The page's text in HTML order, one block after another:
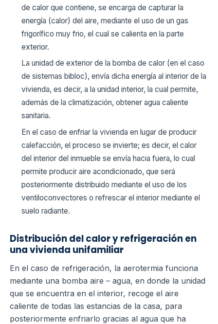
de calor que contiene, se encarga de capturar la
energía (calor) del aire, mediante el uso de un gas
frigorífico muy frio, el cual se calienta en la parte
exterior.
La unidad de exterior de la bomba de calor (en el caso
de sistemas bibloc), envía dicha energía al interior de la
vivienda, es decir, a la unidad interior, la cual permite,
además de la climatización, obtener agua caliente
sanitaria.
En el caso de enfriar la vivienda en lugar de producir
calefacción, el proceso se invierte; es decir, el calor
del interior del inmueble se envía hacia fuera, lo cual
permite producir aire acondicionado, que será
posteriormente distribuido mediante el uso de los
ventiloconvectores o refrescar el interior mediante el
suelo radiante.
Distribución del calor y refrigeración en
una vivienda unifamiliar
En el caso de refrigeración, la aerotermia funciona
mediante una bomba aire – agua, en donde la unidad
que se encuentra en el interior, recoge el aire
caliente de todas las estancias de la casa, para
posteriormente enfriarlo gracias al agua que ha